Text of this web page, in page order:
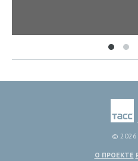
© 2026
О ПРОЕКТЕ